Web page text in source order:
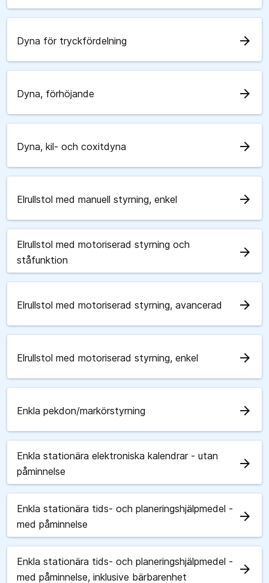
Dyna för tryckfördelning arrow_forward
Dyna, förhöjande arrow_forward
Dyna, kil- och coxitdyna arrow_forward
Elrullstol med manuell styrning, enkel arrow_forward
Elrullstol med motoriserad styrning och
ståfunktion
arrow_forward
Elrullstol med motoriserad styrning, avancerad arrow_forward
Elrullstol med motoriserad styrning, enkel arrow_forward
Enkla pekdon/markörstyrning arrow_forward
Enkla stationära elektroniska kalendrar - utan
påminnelse
arrow_forward
Enkla stationära tids- och planeringshjälpmedel -
med påminnelse
arrow_forward
Enkla stationära tids- och planeringshjälpmedel -
med påminnelse, inklusive bärbarenhet
arrow_forward